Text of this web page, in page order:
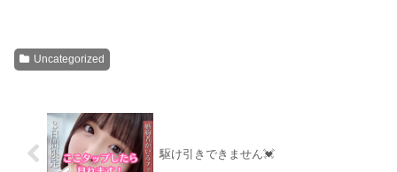
Uncategorized
駆け引きできません💓